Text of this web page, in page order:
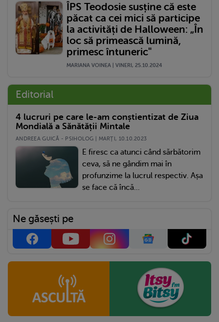
ÎPS Teodosie susține că este
păcat ca cei mici să participe
la activități de Halloween: „În
loc să primească lumină,
primesc întuneric"
MARIANA VOINEA | VINERI, 25.10.2024
Editorial
4 lucruri pe care le-am conștientizat de Ziua
Mondială a Sănătății Mintale
ANDREEA GUICĂ - PSIHOLOG | MARŢI, 10.10.2023
E firesc ca atunci când sărbătorim
ceva, să ne gândim mai în
profunzime la lucrul respectiv. Așa
se face că încă...
Ne găsești pe